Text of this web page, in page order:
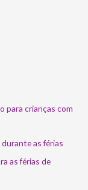
para crianças com
as férias
as férias de